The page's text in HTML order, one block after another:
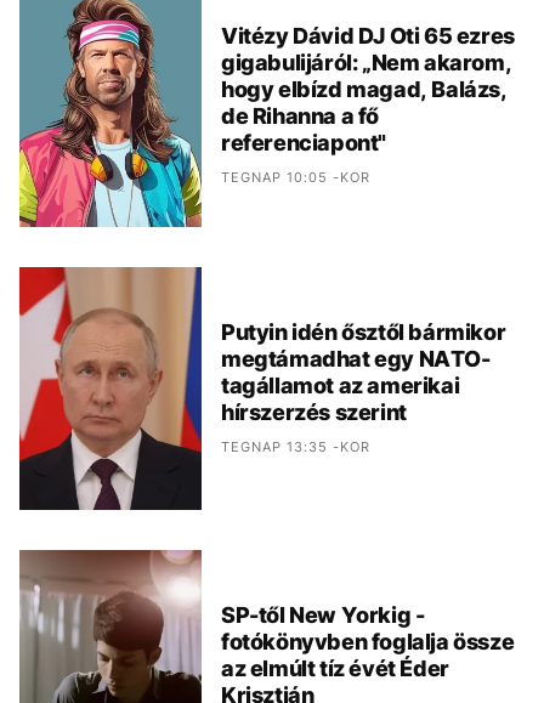
Vitézy Dávid DJ Oti 65 ezres
gigabulijáról: „Nem akarom,
hogy elbízd magad, Balázs,
de Rihanna a fő
referenciapont"
TEGNAP 10:05 -KOR
Putyin idén ősztől bármikor
megtámadhat egy NATO-
tagállamot az amerikai
hírszerzés szerint
TEGNAP 13:35 -KOR
SP-től New Yorkig -
fotókönyvben foglalja össze
az elmúlt tíz évét Éder
Krisztián